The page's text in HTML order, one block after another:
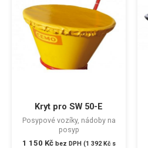
Kryt pro SW 50-E
Posypové vozíky, nádoby na
posyp
1 150 Kč bez DPH (1 392 Kčs